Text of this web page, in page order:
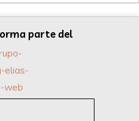
parte del